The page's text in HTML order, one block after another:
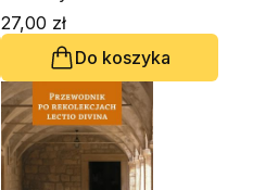
27,00 zł
Do koszyka